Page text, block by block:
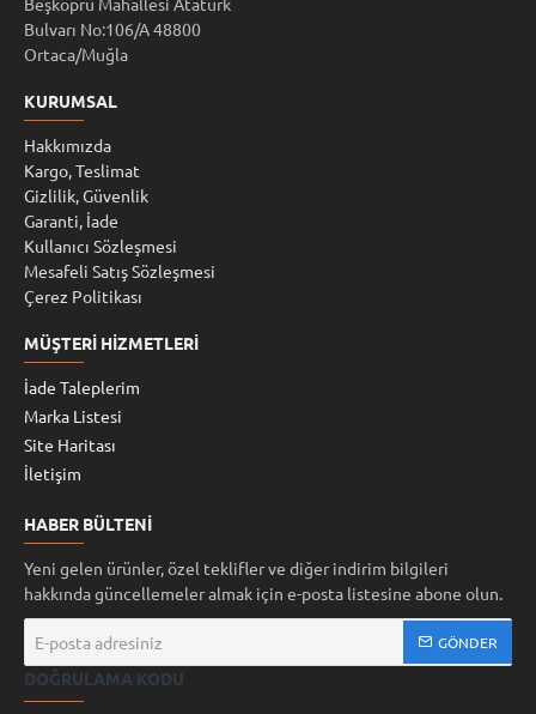
Bulvarı No:106/A 48800
Ortaca/Muğla
KURUMSAL
Hakkımızda
Kargo, Teslimat
Gizlilik, Güvenlik
Garanti, İade
Kullanıcı Sözleşmesi
Mesafeli Satış Sözleşmesi
Çerez Politikası
MÜŞTERI HIZMETLERI
İade Taleplerim
Marka Listesi
Site Haritası
İletişim
HABER BÜLTENI
Yeni gelen ürünler, özel teklifler ve diğer indirim bilgileri
hakkında güncellemeler almak için e-posta listesine abone olun.
posta
adresiniz
GÖNDER
DOĞRULAMA KODU